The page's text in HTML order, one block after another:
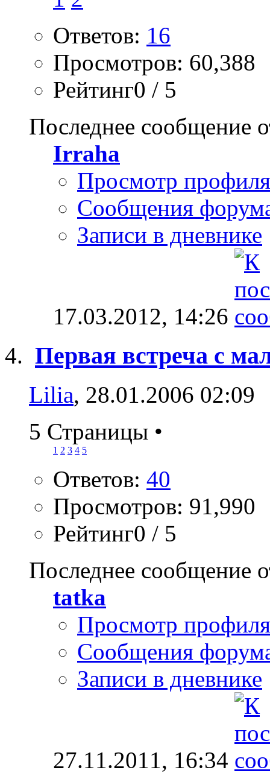
Ответов: 16
Просмотров: 60,388
Рейтинг0 / 5
Последнее сообщение
Irraha
Просмотр профиля
Сообщения
Записи в дневнике
17.03.2012, 14:26
Первая встреча с
Lilia, 28.01.2006 02:09
5 Страницы •
1 2 3 4 5
Ответов: 40
Просмотров: 91,990
Рейтинг0 / 5
Последнее сообщение
tatka
Просмотр профиля
Сообщения
Записи в дневнике
27.11.2011, 16:34